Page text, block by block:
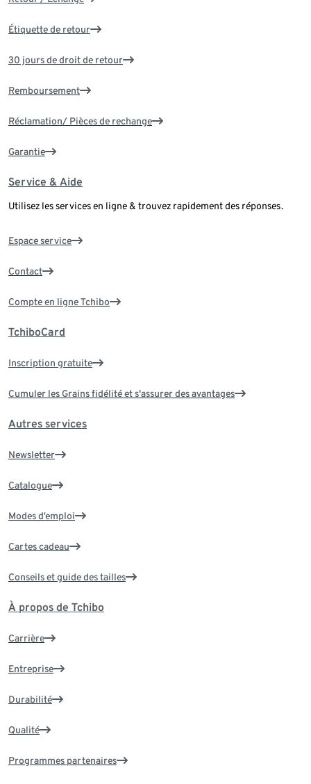
Étiquette de retour
30 jours de droit de retour
Remboursement
Réclamation/ Pièces de rechange
Garantie
Service & Aide
Utilisez les services en ligne & trouvez rapidement des réponses.
Espace service
Contact
Compte en ligne Tchibo
TchiboCard
Inscription gratuite
Cumuler les Grains fidélité et s'assurer des avantages
Autres services
Newsletter
Catalogue
Modes d’emploi
Cartes cadeau
Conseils et guide des tailles
À propos de Tchibo
Carrière
Entreprise
Durabilité
Qualité
Programmes partenaires